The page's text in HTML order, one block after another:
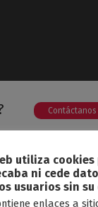
Contáctanos
Blog
utiliza
ni cede
usuarios sin
enlaces a